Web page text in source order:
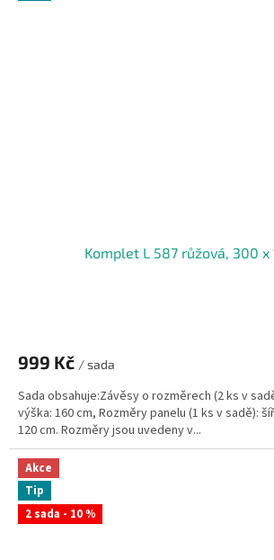
Komplet L 587 růžová, 300 x
999 Kč / sada
Sada obsahuje:Závěsy o rozměrech (2 ks v
výška: 160 cm, Rozměry panelu (1 ks v sadě):
120 cm. Rozměry jsou uvedeny v...
Akce
Tip
2 sada - 10 %